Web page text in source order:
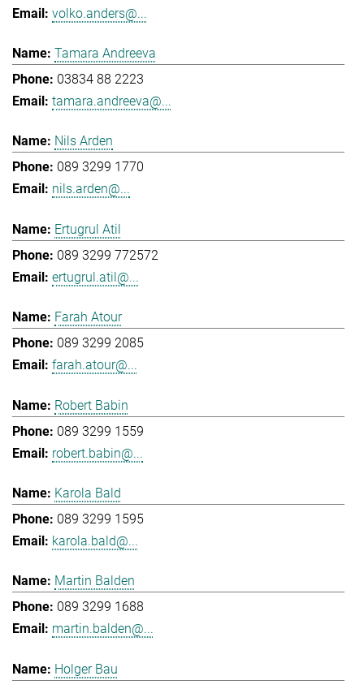
volko.anders@...
Tamara Andreeva
03834 88 2223
tamara.andreeva@...
Nils Arden
089 3299 1770
nils.arden@...
Ertugrul Atil
089 3299 772572
ertugrul.atil@...
Farah Atour
089 3299 2085
farah.atour@...
Robert Babin
089 3299 1559
robert.babin@...
Karola Bald
089 3299 1595
karola.bald@...
Martin Balden
089 3299 1688
martin.balden@...
Holger Bau